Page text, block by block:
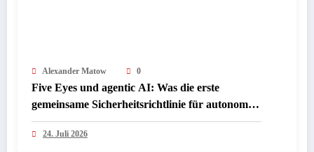
Alexander Matow 0
Five Eyes und agentic AI: Was die erste
gemeinsame Sicherheitsrichtlinie für autonome
KI-Agenten wirklich bedeutet
24. Juli 2026